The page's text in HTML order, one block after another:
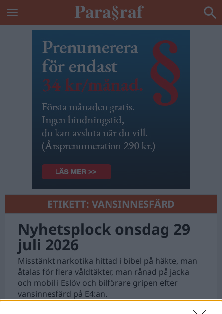
ETIKETT: VANSINNESFÄRD
Nyhetsplock onsdag 29
juli 2026
Misstänkt narkotika hittad i bibel på häkte, man
åtalas för flera våldtäkter, man rånad på jacka
och mobil i Eslöv och bilförare gripen efter
vansinnesfärd på E4:an.